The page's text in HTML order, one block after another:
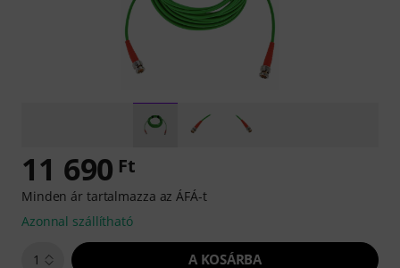
11 690 Ft
Minden ár tartalmazza az ÁFÁ-t
Azonnal szállítható
1 A KOSÁRBA